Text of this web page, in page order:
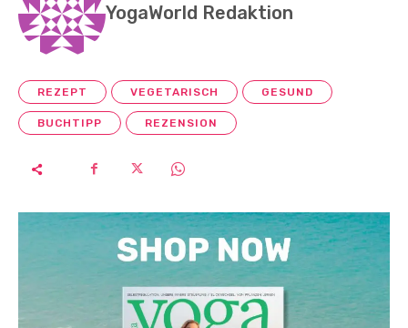
YogaWorld Redaktion
REZEPT VEGETARISCH GESUND
BUCHTIPP REZENSION